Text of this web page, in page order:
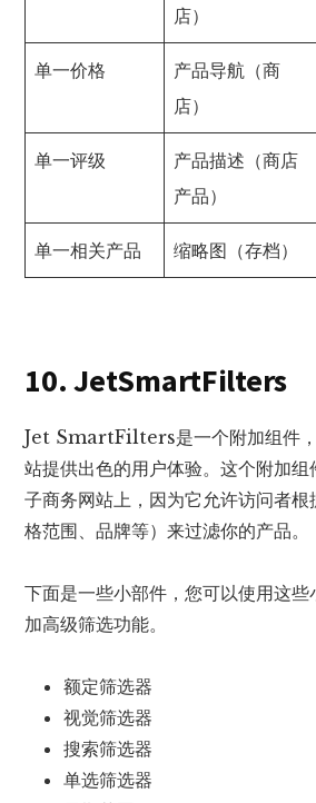
店）
单一价格
产品导航（商
店）
单一评级
产品描述（商店
产品）
单一相关产品 缩略图（存档）
10. JetSmartFilters
Jet SmartFilters是一个附加组件，
站提供出色的用户体验。这个附加
子商务网站上，因为它允许访问者
格范围、品牌等）来过滤你的产品。
下面是一些小部件，您可以使用这
加高级筛选功能。
额定筛选器
视觉筛选器
搜索筛选器
单选筛选器